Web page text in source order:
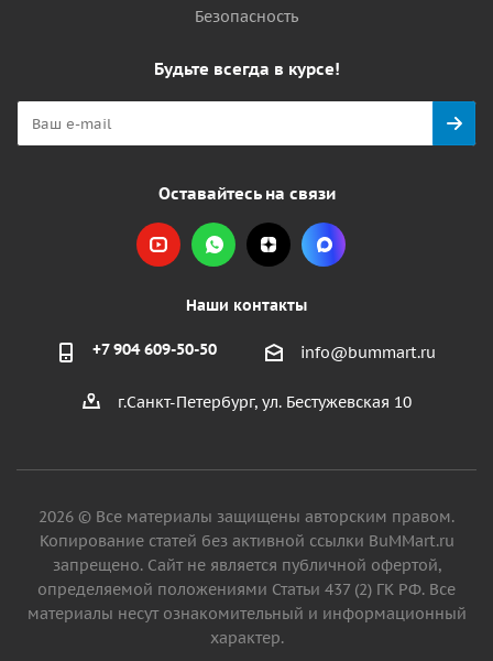
Безопасность
Будьте всегда в курсе!
Оставайтесь на связи
Наши контакты
+7 904 609-50-50 info@bummart.ru
г.Санкт-Петербург, ул. Бестужевская 10
2026 © Все материалы защищены авторским правом.
Копирование статей без активной ссылки BuMMart.ru
запрещено. Сайт не является публичной офертой,
определяемой положениями Статьи 437 (2) ГК РФ. Все
материалы несут ознакомительный и информационный
характер.